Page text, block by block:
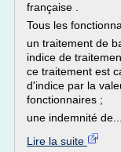
française .
Tous les
un traitement de
indice de
ce traitement est
d'indice par la
fonctionnaires ;
une indemnité de...
Lire la suite